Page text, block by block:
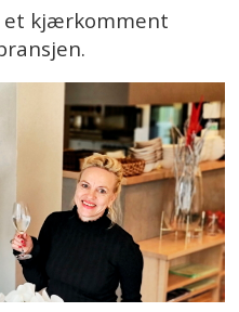
et kjærkomment